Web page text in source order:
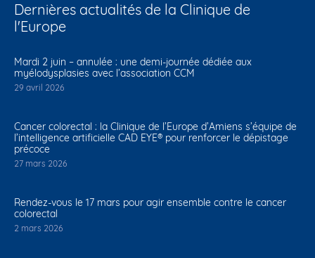
Dernières actualités de la Clinique de
l'Europe
Mardi 2 juin – annulée : une demi-journée dédiée aux
myélodysplasies avec l’association CCM
29 avril 2026
Cancer colorectal : la Clinique de l’Europe d’Amiens s’équipe de
l’intelligence artificielle CAD EYE® pour renforcer le dépistage
précoce
27 mars 2026
Rendez-vous le 17 mars pour agir ensemble contre le cancer
colorectal
2 mars 2026